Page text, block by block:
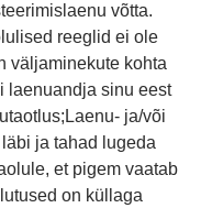
võtta.
reeglid ei ole
väljaminekute kohta
laenuandja sinu eest
ja/või
ja tahad lugeda
et pigem vaatab
on küllaga